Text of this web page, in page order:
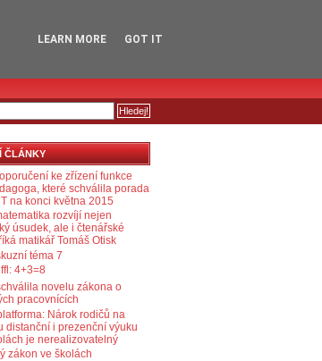
ČLÁNKY
ke zřízení funkce
které schválila porada
na konci května 2015
rozvíjí nejen
úsudek, ale i čtenářské
matikář Tomáš Otisk
téma 7
4+3=8
novelu zákona o
pracovnících
Nárok rodičů na
distanční i prezenční výuku
je nerealizovatelný
zákon ve školách
LEARN MORE GOT IT